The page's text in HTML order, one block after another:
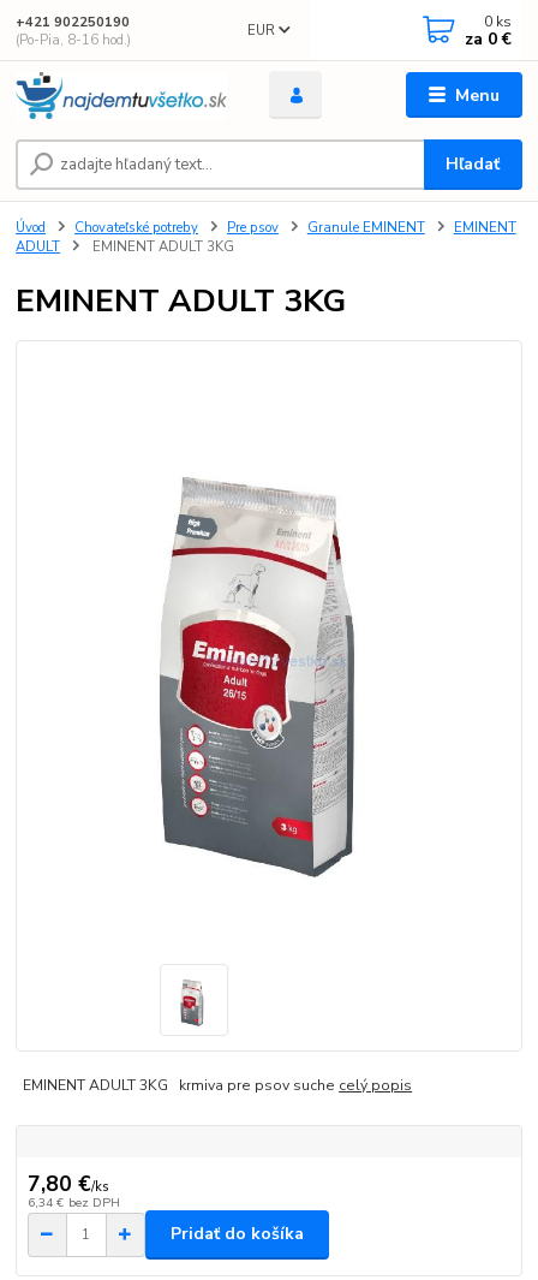
Menu
EUR
Hľadať
+421 902250190
(Po-Pia, 8-16 hod.)
0 ks
za 0 €
Úvod Chovateľské potreby Pre psov Granule EMINENT
EMINENT
ADULT
EMINENT ADULT 3KG
EMINENT ADULT 3KG
EMINENT ADULT 3KG krmiva pre psov suche celý popis
7,80 €/ks
6,34 € bez DPH
Pridať do košíka